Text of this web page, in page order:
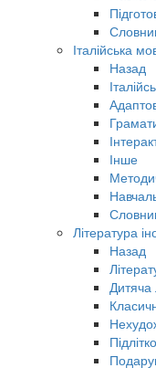
Італійська
Назад
Інше
Література
Назад
Дитяча